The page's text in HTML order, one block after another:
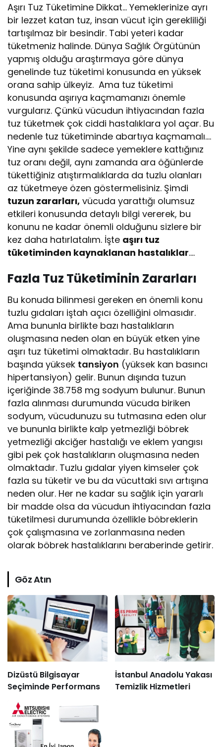
Aşırı Tuz Tüketimine Dikkat… Yemeklerinize ayrı
bir lezzet katan tuz, insan vücut için gerekliliği
tartışılmaz bir besindir. Tabi yeteri kadar
tüketmeniz halinde. Dünya Sağlık Örgütünün
yapmış olduğu araştırmaya göre dünya
genelinde tuz tüketimi konusunda en yüksek
orana sahip ülkeyiz. Ama tuz tüketimi
konusunda aşırıya kaçmamanızı önemle
vurgularız. Çünkü vücudun ihtiyacından fazla
tuz tüketmek çok ciddi hastalıklara yol açar. Bu
nedenle tuz tüketiminde abartıya kaçmamalı….
Yine aynı şekilde sadece yemeklere kattığınız
tuz oranı değil, aynı zamanda ara öğünlerde
tükettiğiniz atıştırmalıklarda da tuzlu olanları
az tüketmeye özen göstermelisiniz. Şimdi
tuzun zararları, vücuda yarattığı olumsuz
etkileri konusunda detaylı bilgi vererek, bu
konunu ne kadar önemli olduğunu sizlere bir
kez daha hatırlatalım. İşte aşırı tuz
tüketiminden kaynaklanan hastalıklar….
Fazla Tuz Tüketiminin Zararları
Bu konuda bilinmesi gereken en önemli konu
tuzlu gıdaları iştah açıcı özelliğini olmasıdır.
Ama bununla birlikte bazı hastalıkların
oluşmasına neden olan en büyük etken yine
aşırı tuz tüketimi olmaktadır. Bu hastalıkların
başında yüksek tansiyon (yüksek kan basıncı
hipertansiyon) gelir. Bunun dışında tuzun
içeriğinde 38.758 mg sodyum bulunur. Bunun
fazla alınması durumunda vücuda biriken
sodyum, vücudunuzu su tutmasına eden olur
ve bununla birlikte kalp yetmezliği böbrek
yetmezliği akciğer hastalığı ve eklem yangısı
gibi pek çok hastalıkların oluşmasına neden
olmaktadır. Tuzlu gıdalar yiyen kimseler çok
fazla su tüketir ve bu da vücuttaki sıvı artışına
neden olur. Her ne kadar su sağlık için yararlı
bir madde olsa da vücudun ihtiyacından fazla
tüketilmesi durumunda özellikle böbreklerin
çok çalışmasına ve zorlanmasına neden
olarak böbrek hastalıklarını beraberinde getirir.
Göz Atın
Dizüstü Bilgisayar
Seçiminde Performans
İstanbul Anadolu Yakası
Temizlik Hizmetleri